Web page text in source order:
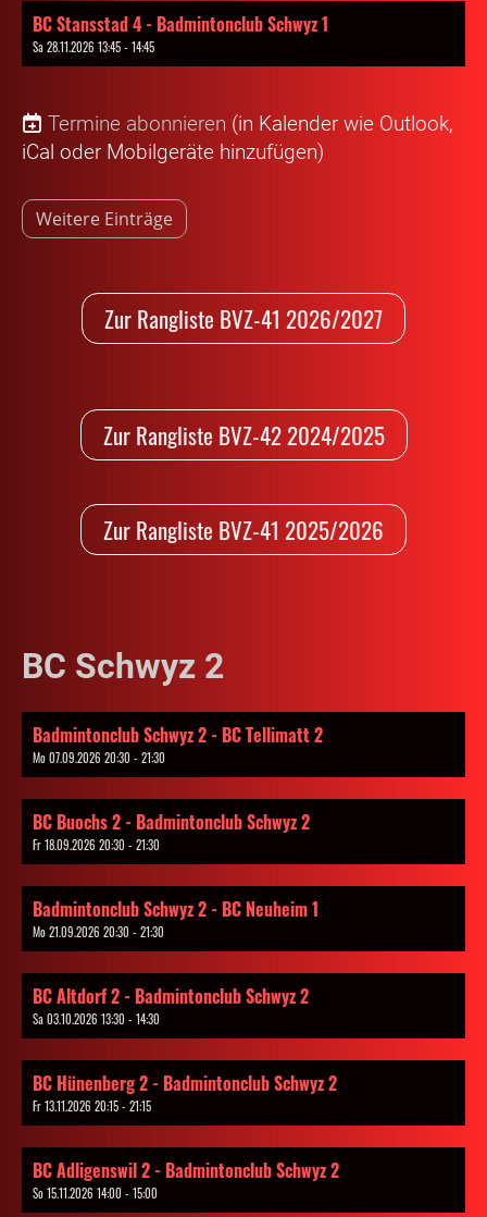
BC Stansstad 4 - Badmintonclub Schwyz 1
Sa 28.11.2026 13:45 - 14:45
Termine abonnieren (in Kalender wie Outlook,
iCal oder Mobilgeräte hinzufügen)
Weitere Einträge
Zur Rangliste BVZ-41 2026/2027
Zur Rangliste BVZ-42 2024/2025
Zur Rangliste BVZ-41 2025/2026
BC Schwyz 2
Badmintonclub Schwyz 2 - BC Tellimatt 2
Mo 07.09.2026 20:30 - 21:30
BC Buochs 2 - Badmintonclub Schwyz 2
Fr 18.09.2026 20:30 - 21:30
Badmintonclub Schwyz 2 - BC Neuheim 1
Mo 21.09.2026 20:30 - 21:30
BC Altdorf 2 - Badmintonclub Schwyz 2
Sa 03.10.2026 13:30 - 14:30
BC Hünenberg 2 - Badmintonclub Schwyz 2
Fr 13.11.2026 20:15 - 21:15
BC Adligenswil 2 - Badmintonclub Schwyz 2
So 15.11.2026 14:00 - 15:00